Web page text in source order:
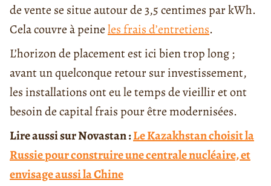
de vente se situe autour de 3,5 centimes par kWh.
Cela couvre à peineles frais d’entretiens.
L’horizon de placement est ici bien trop long ;
avant un quelconque retour sur investissement,
les installations ont eu le temps de vieillir et ont
besoin de capital frais pour être modernisées.
Lire aussi sur Novastan :Le Kazakhstan choisit la
Russie pour construire une centrale nucléaire, et
envisage aussi la Chine